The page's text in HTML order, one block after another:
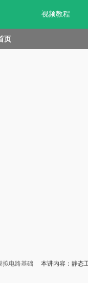
视频教程
页
拟电路基础 本讲内容：静态